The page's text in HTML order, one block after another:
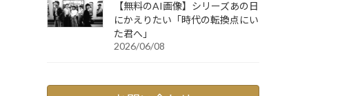
【無料のAI画像】シリーズあの日
にかえりたい「時代の転換点にい
た君へ」
2026/06/08